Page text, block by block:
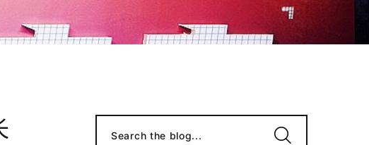
Search the blog...